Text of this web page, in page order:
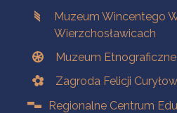
Muzeum Wincentego
Wierzchosławicach
Muzeum Etnograficzne
Zagroda Felicji
Regionalne Centrum